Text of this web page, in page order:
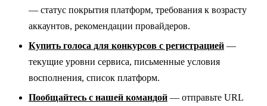
— статус покрытия платформ, требования к возрасту
аккаунтов, рекомендации провайдеров.
Купить голоса для конкурсов с регистрацией —
текущие уровни сервиса, письменные условия
восполнения, список платформ.
Пообщайтесь с нашей командой — отправьте URL